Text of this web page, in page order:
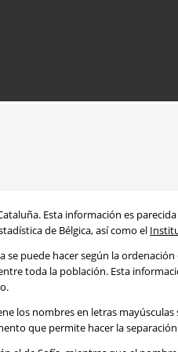
Esta información es
de Bélgica, así como el
puede hacer según la
toda la población. Esta
los nombres en letras
que permite hacer la